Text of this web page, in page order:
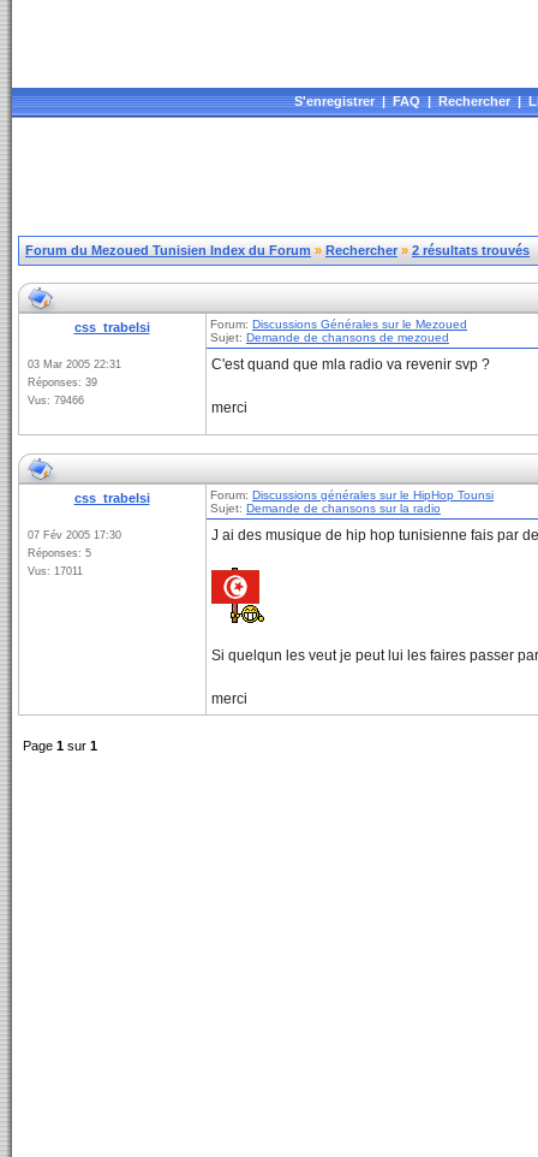
S'enregistrer|FAQ|Rechercher|
Forum du Mezoued Tunisien Index du Forum » Rechercher» 2 résultats trouvés
css_trabelsi
03 Mar 2005 22:31
Réponses: 39
Vus: 79466
Forum: Discussions Générales sur le Mezoued
Sujet: Demande de chansons de mezoued
C'est quand que mla radio va revenir svp ?
merci
css_trabelsi
07 Fév 2005 17:30
Réponses: 5
Vus: 17011
Forum: Discussions générales sur le HipHop Tounsi
Sujet: Demande de chansons sur la radio
J ai des musique de hip hop tunisienne fais par
Si quelqun les veut je peut lui les faires passer
merci
Page 1 sur 1